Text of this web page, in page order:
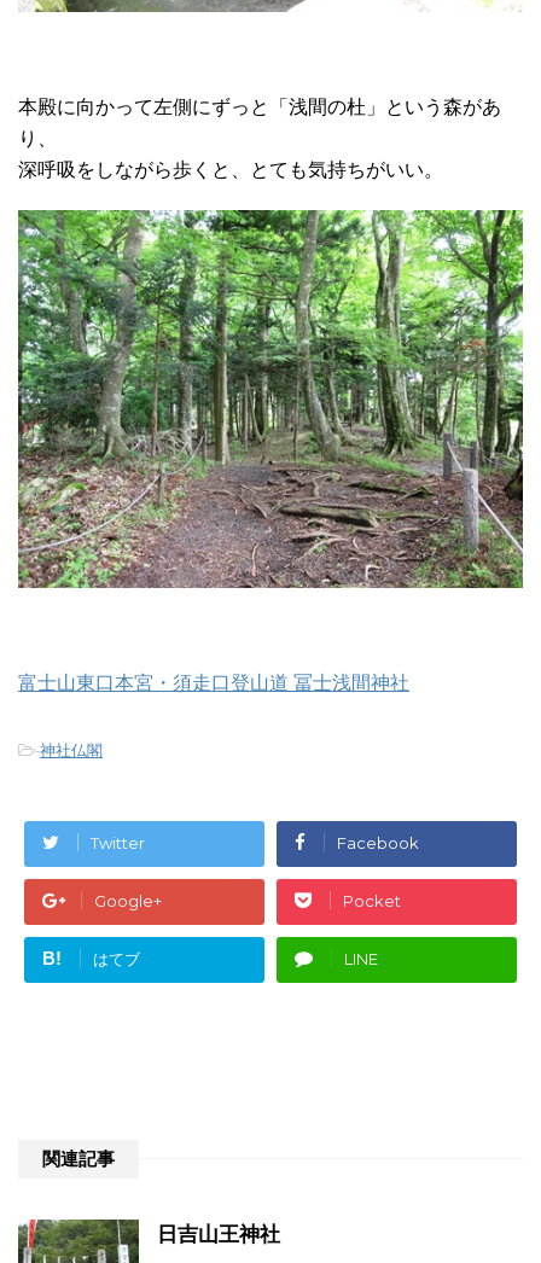
本殿に向かって左側にずっと「浅間の杜」という森があ
り、
深呼吸をしながら歩くと、とても気持ちがいい。
富士山東口本宮・須走口登山道 冨士浅間神社
-神社仏閣
Twitter Facebook
Google+ Pocket
B! はてブ LINE
関連記事
日吉山王神社